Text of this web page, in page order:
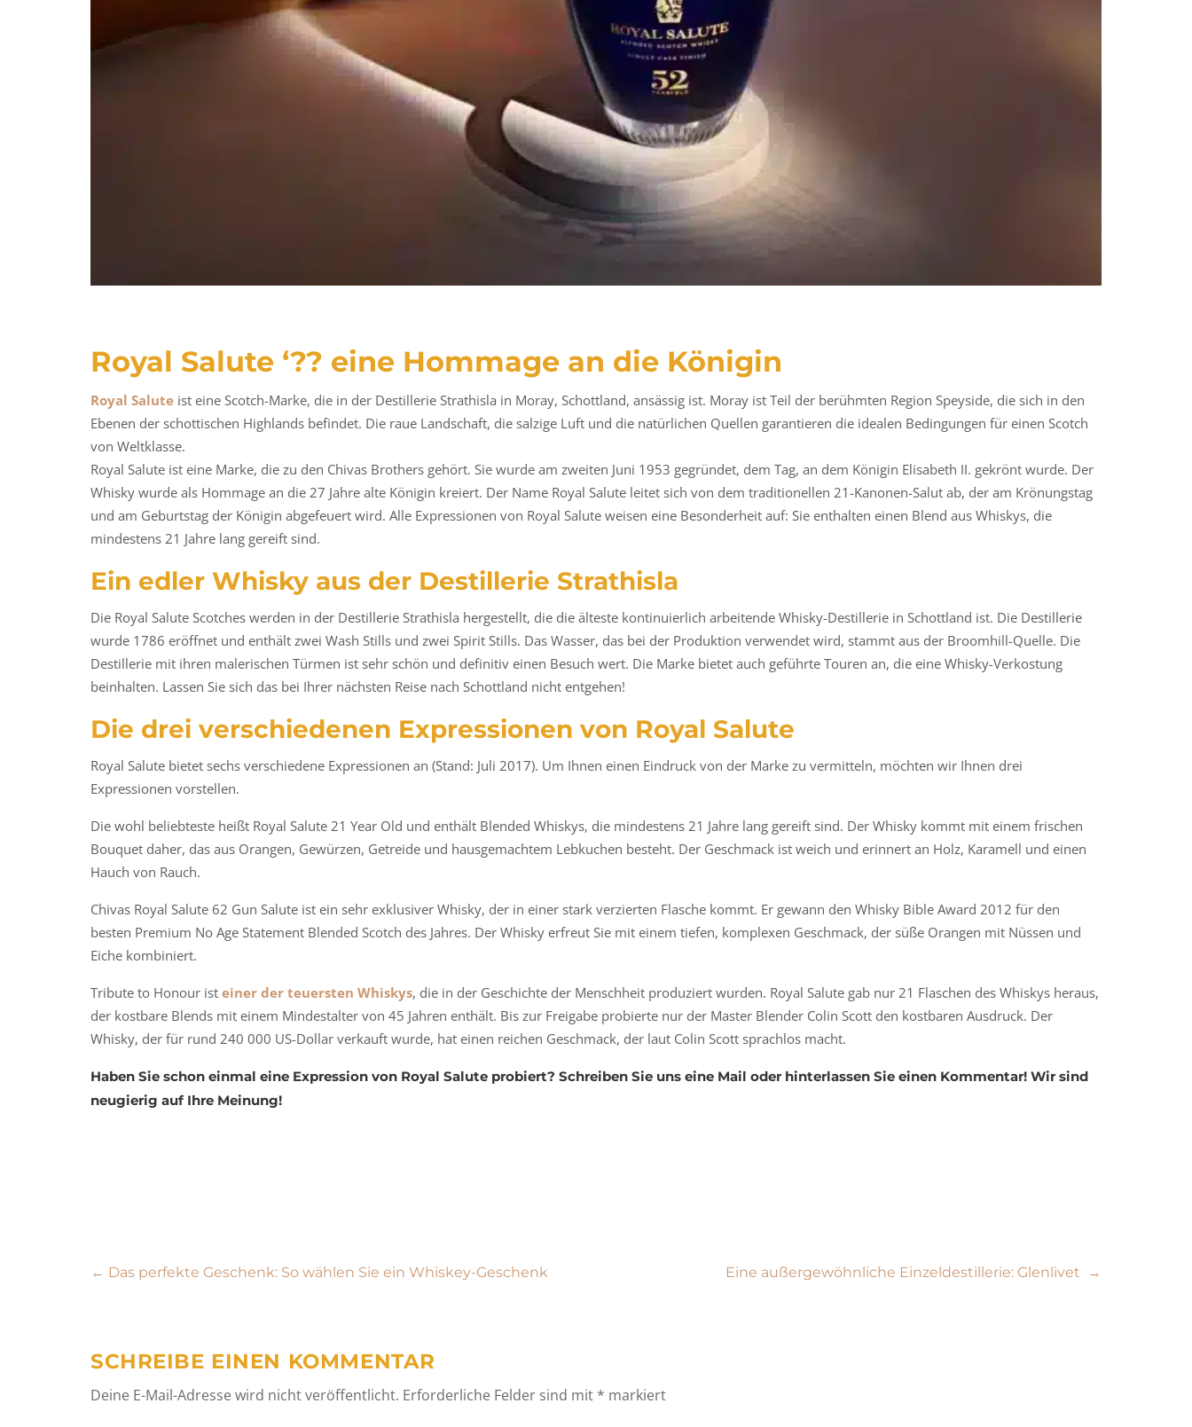
Royal Salute ‘?? eine Hommage an die Königin
Royal Salute ist eine Scotch-Marke, die in der Destillerie Strathisla in Moray, Schottland, ansässig ist. Moray ist Teil der berühmten Region Speyside, die sich in den
Ebenen der schottischen Highlands befindet. Die raue Landschaft, die salzige Luft und die natürlichen Quellen garantieren die idealen Bedingungen für einen Scotch
von Weltklasse.
Royal Salute ist eine Marke, die zu den Chivas Brothers gehört. Sie wurde am zweiten Juni 1953 gegründet, dem Tag, an dem Königin Elisabeth II. gekrönt wurde. Der
Whisky wurde als Hommage an die 27 Jahre alte Königin kreiert. Der Name Royal Salute leitet sich von dem traditionellen 21-Kanonen-Salut ab, der am Krönungstag
und am Geburtstag der Königin abgefeuert wird. Alle Expressionen von Royal Salute weisen eine Besonderheit auf: Sie enthalten einen Blend aus Whiskys, die
mindestens 21 Jahre lang gereift sind.
Ein edler Whisky aus der Destillerie Strathisla
Die Royal Salute Scotches werden in der Destillerie Strathisla hergestellt, die die älteste kontinuierlich arbeitende Whisky-Destillerie in Schottland ist. Die Destillerie
wurde 1786 eröffnet und enthält zwei Wash Stills und zwei Spirit Stills. Das Wasser, das bei der Produktion verwendet wird, stammt aus der Broomhill-Quelle. Die
Destillerie mit ihren malerischen Türmen ist sehr schön und definitiv einen Besuch wert. Die Marke bietet auch geführte Touren an, die eine Whisky-Verkostung
beinhalten. Lassen Sie sich das bei Ihrer nächsten Reise nach Schottland nicht entgehen!
Die drei verschiedenen Expressionen von Royal Salute
Royal Salute bietet sechs verschiedene Expressionen an (Stand: Juli 2017). Um Ihnen einen Eindruck von der Marke zu vermitteln, möchten wir Ihnen drei
Expressionen vorstellen.
Die wohl beliebteste heißt Royal Salute 21 Year Old und enthält Blended Whiskys, die mindestens 21 Jahre lang gereift sind. Der Whisky kommt mit einem frischen
Bouquet daher, das aus Orangen, Gewürzen, Getreide und hausgemachtem Lebkuchen besteht. Der Geschmack ist weich und erinnert an Holz, Karamell und einen
Hauch von Rauch.
Chivas Royal Salute 62 Gun Salute ist ein sehr exklusiver Whisky, der in einer stark verzierten Flasche kommt. Er gewann den Whisky Bible Award 2012 für den
besten Premium No Age Statement Blended Scotch des Jahres. Der Whisky erfreut Sie mit einem tiefen, komplexen Geschmack, der süße Orangen mit Nüssen und
Eiche kombiniert.
Tribute to Honour ist einer der teuersten Whiskys, die in der Geschichte der Menschheit produziert wurden. Royal Salute gab nur 21 Flaschen des Whiskys heraus,
der kostbare Blends mit einem Mindestalter von 45 Jahren enthält. Bis zur Freigabe probierte nur der Master Blender Colin Scott den kostbaren Ausdruck. Der
Whisky, der für rund 240 000 US-Dollar verkauft wurde, hat einen reichen Geschmack, der laut Colin Scott sprachlos macht.
Haben Sie schon einmal eine Expression von Royal Salute probiert? Schreiben Sie uns eine Mail oder hinterlassen Sie einen Kommentar! Wir sind
neugierig auf Ihre Meinung!
Beitragsnavigation
← Das perfekte Geschenk: So wählen Sie ein Whiskey-Geschenk Eine außergewöhnliche Einzeldestillerie: Glenlivet →
SCHREIBE EINEN KOMMENTAR
Deine E-Mail-Adresse wird nicht veröffentlicht. Erforderliche Felder sind mit * markiert